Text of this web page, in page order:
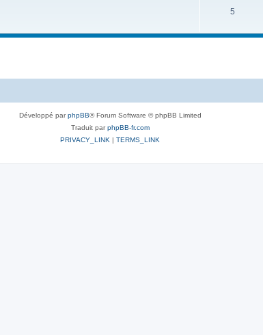
5
Développé parphpBB® Forum Software © phpBB Limited
Traduit parphpBB-fr.com
PRIVACY_LINK | TERMS_LINK